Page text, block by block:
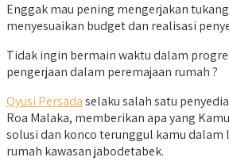
Enggak mau pening mengerjakan
menyesuaikan budget dan realisasi
Tidak ingin bermain waktu dalam
pengerjaan dalam peremajaan rumah ?
Qyusi Persadaselaku salah satu
Roa Malaka, memberikan apa yang
solusi dan konco terunggul kamu dalam
rumah kawasan jabodetabek.